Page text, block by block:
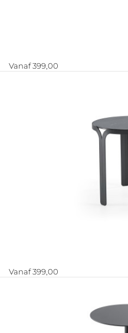
Vanaf 399,00
Vanaf 399,00